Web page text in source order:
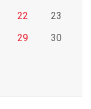
22
23
29
30